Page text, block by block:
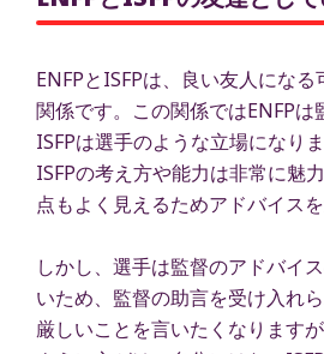
ENFPとISFPは、良い友人にな
関係です。この関係ではENFPは
ISFPは選手のような立場になり
ISFPの考え方や能力は非常に魅
点もよく見えるためアドバイスを
しかし、選手は監督のアドバイ
いため、監督の助言を受け入れ
厳しいことを言いたくなります